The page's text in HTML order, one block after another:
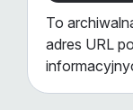
To
adres URL